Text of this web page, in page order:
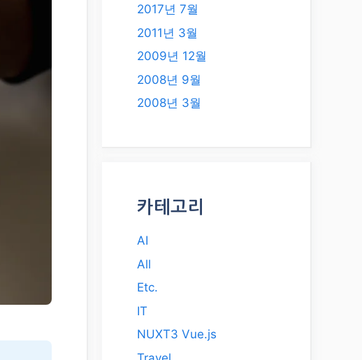
2017년 7월
2011년 3월
2009년 12월
2008년 9월
2008년 3월
카테고리
AI
All
Etc.
IT
NUXT3 Vue.js